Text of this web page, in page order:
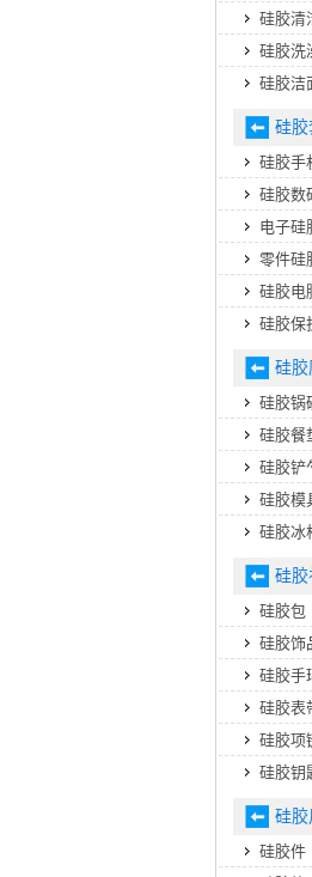
硅胶清
硅胶洗
硅胶洁
硅胶
硅胶手
硅胶数
电子硅
零件硅
硅胶电
硅胶保
硅胶
硅胶锅
硅胶餐
硅胶铲
硅胶模
硅胶冰
硅胶
硅胶包
硅胶饰
硅胶手
硅胶表
硅胶项
硅胶钥
硅胶
硅胶件